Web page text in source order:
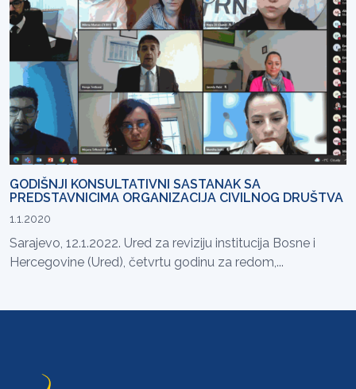
GODIŠNJI KONSULTATIVNI SASTANAK SA
PREDSTAVNICIMA ORGANIZACIJA CIVILNOG DRUŠTVA
1.1.2020
Sarajevo, 12.1.2022. Ured za reviziju institucija Bosne i
Hercegovine (Ured), četvrtu godinu za redom,...